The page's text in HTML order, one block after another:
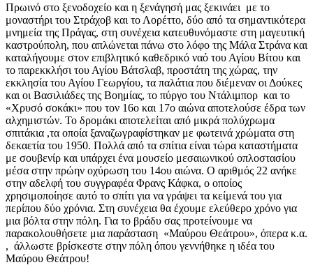
Πρωινό στο ξενοδοχείο και η ξενάγησή μας ξεκινάει με το
μοναστήρι του Στράχοβ και το Λορέττο, δύο από τα σημαντικότερα
μνημεία της Πράγας, στη συνέχεια κατευθυνόμαστε στη μαγευτική
καστρούπολη, που απλώνεται πάνω στο λόφο της Μάλα Στράνα και
καταλήγουμε στον επιβλητικό καθεδρικό ναό του Αγίου Βίτου και
το παρεκκλήσι του Αγίου Βάτσλαβ, προστάτη της χώρας, την
εκκλησία του Αγίου Γεωργίου, τα παλάτια που διέμεναν οι Δούκες
και οι Βασιλιάδες της Βοημίας, το πύργο του Ντάλιμπορ και το
«Χρυσό σοκάκι» που τον 16ο και 17ο αιώνα αποτελούσε έδρα των
αλχημιστών. Το δρομάκι αποτελείται από μικρά πολύχρωμα
σπιτάκια ,τα οποία ξαναζωγραφίστηκαν με φωτεινά χρώματα στη
δεκαετία του 1950. Πολλά από τα σπίτια είναι τώρα καταστήματα
με σουβενίρ και υπάρχει ένα μουσείο μεσαιωνικού οπλοστασίου
μέσα στην πρώην οχύρωση του 14ου αιώνα. Ο αριθμός 22 ανήκε
στην αδελφή του συγγραφέα Φρανς Κάφκα, ο οποίος
χρησιμοποίησε αυτό το σπίτι για να γράψει τα κείμενά του για
περίπου δύο χρόνια. Στη συνέχεια θα έχουμε ελεύθερο χρόνο για
μια βόλτα στην πόλη. Για το βράδυ σας προτείνουμε να
παρακολουθήσετε μια παράσταση «Μαύρου Θεάτρου», όπερα κ.α.
, άλλωστε βρίσκεστε στην πόλη όπου γεννήθηκε η ιδέα του
Μαύρου Θεάτρου!